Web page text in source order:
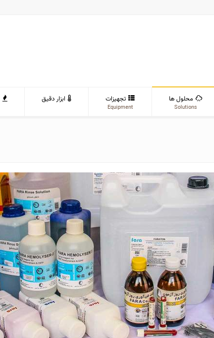
محلول ها
Solutions
تجهیزات
Equipment
ابزار دقیق